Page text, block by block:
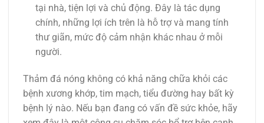
tại nhà, tiện lợi và chủ động. Đây là tác dụng
chính, những lợi ích trên là hỗ trợ và mang tính
thư giãn, mức độ cảm nhận khác nhau ở mỗi
người.
Thảm đá nóng không có khả năng chữa khỏi các
bệnh xương khớp, tim mạch, tiểu đường hay bất kỳ
bệnh lý nào. Nếu bạn đang có vấn đề sức khỏe, hãy